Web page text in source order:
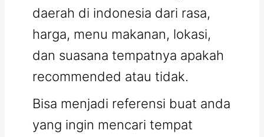
daerah di indonesia dari rasa,
harga, menu makanan, lokasi,
dan suasana tempatnya apakah
recommended atau tidak.
Bisa menjadi referensi buat anda
yang ingin mencari tempat